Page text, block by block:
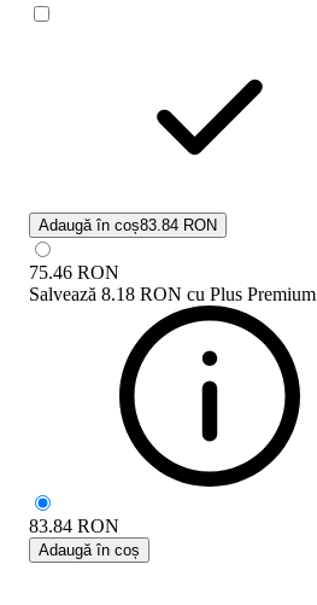
Adaugă în coș83.84 RON
75.46 RON
Salvează 8.18 RON cu Plus Premium
83.84 RON
Adaugă în coș